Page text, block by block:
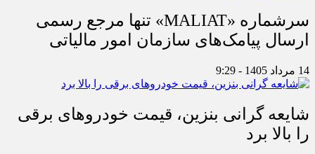
سرشماره «MALIAT» تنها مرجع رسمی
ارسال پیامک‌های سازمان امور مالیاتی
14 مرداد 1405 - 9:29
شایعه گرانی بنزین، قیمت خودروهای برقی
را بالا برد